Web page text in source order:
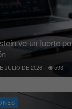
ve un fuerte
JULIO DE 2026 593